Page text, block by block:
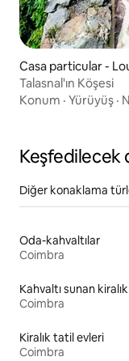
Casa particular -
Talasnal'ın Köşesi
Konum · Yürüyüş ·
Keşfedilecek
Diğer konaklama
Oda-kahvaltılar
Coimbra
Kahvaltı sunan
Coimbra
Kiralık tatil evleri
Coimbra